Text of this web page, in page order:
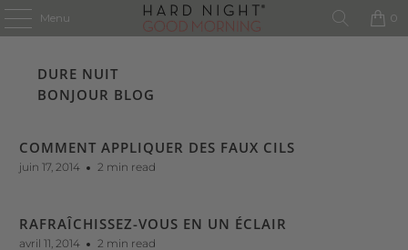
Menu 0
DURE NUIT
BONJOUR BLOG
COMMENT APPLIQUER DES FAUX CILS
juin 17, 2014 2 min read
RAFRAÎCHISSEZ-VOUS EN UN ÉCLAIR
avril 11, 2014 2 min read